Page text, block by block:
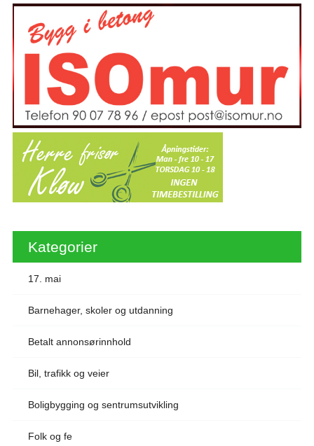
Kategorier
17. mai
Barnehager, skoler og utdanning
Betalt annonsørinnhold
Bil, trafikk og veier
Boligbygging og sentrumsutvikling
Folk og fe